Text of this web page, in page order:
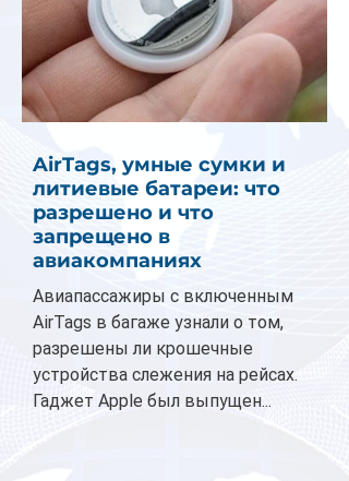
AirTags, умные сумки и
литиевые батареи: что
разрешено и что
запрещено в
авиакомпаниях
Авиапассажиры с включенным
AirTags в багаже узнали о том,
разрешены ли крошечные
устройства слежения на рейсах.
Гаджет Apple был выпущен...